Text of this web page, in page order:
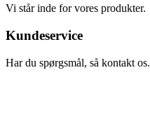
Vi står inde for vores produkter.
Kundeservice
Har du spørgsmål, så kontakt os.